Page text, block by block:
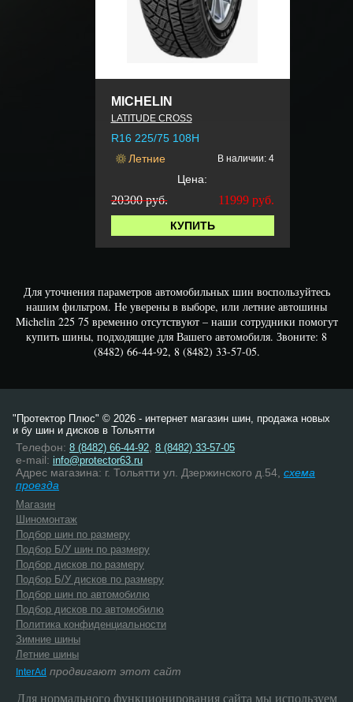
MICHELIN
LATITUDE CROSS
R16 225/75 108H
Летние
В наличии: 4
Цена:
20300 руб. 11999 руб.
КУПИТЬ
Для уточнения параметров автомобильных шин воспользуйтесь
нашим фильтром. Не уверены в выборе, или летние автошины
Michelin 225 75 временно отсутствуют – наши сотрудники помогут
купить шины, подходящие для Вашего автомобиля. Звоните: 8
(8482) 66-44-92, 8 (8482) 33-57-05.
"Протектор Плюс" © 2026 - интернет магазин шин, продажа новых
и бу шин и дисков в Тольятти
Телефон: 8 (8482) 66-44-92 8 (8482) 33-57-05
e-mail: info@protector63.ru
Адрес магазина: г. Тольятти ул. Дзержинского д.54, схема
проезда
Магазин
Шиномонтаж
Подбор шин по размеру
Подбор Б/У шин по размеру
Подбор дисков по размеру
Подбор Б/У дисков по размеру
Подбор шин по автомобилю
Подбор дисков по автомобилю
Политика конфиденциальности
Зимние шины
Летние шины
InterAd продвигают этот сайт
Для нормального функционирования сайта мы используем